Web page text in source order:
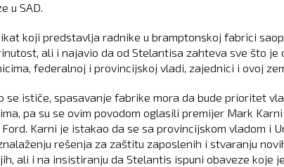
u SAD.
koji predstavlja radnike u bramptonskoj fabrici
ali i najavio da od Stelantisa zahteva sve što je
federalnoj i provincijskoj vladi, zajednici i ovoj
se ističe, spasavanje fabrike mora da bude prioritet
pa su se ovim povodom oglasili premijer Mark
Ford. Karni je istakao da se sa provincijskom vladom i
rešenja za zaštitu zaposlenih i stvaranju
ali i na insistiranju da Stelantis ispuni obaveze koje